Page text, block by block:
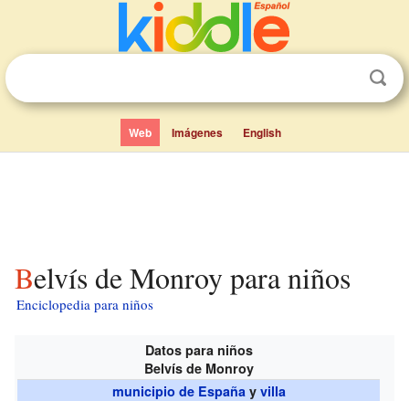
Web Imágenes English
Belvís de Monroy para niños
Enciclopedia para niños
Datos para niños
Belvís de Monroy
municipio de España y villa